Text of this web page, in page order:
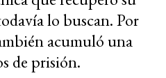
lo buscan. Por
acumuló una
de prisión.